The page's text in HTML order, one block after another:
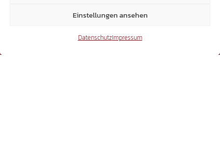
Einstellungen ansehen
DatenschutzImpressum
6.370